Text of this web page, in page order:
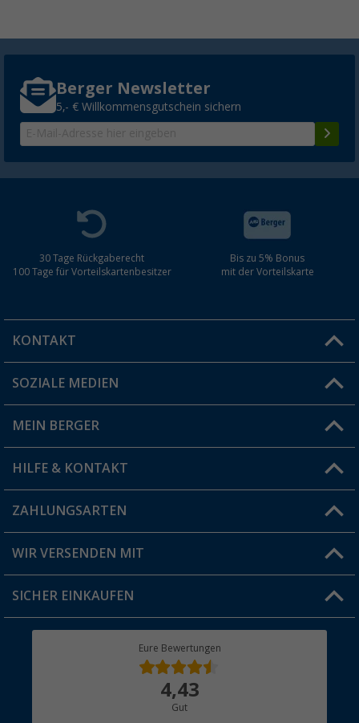
Berger Newsletter
5,- € Willkommensgutschein sichern
30 Tage Rückgaberecht
100 Tage für Vorteilskartenbesitzer
Bis zu 5% Bonus
mit der Vorteilskarte
KONTAKT
Du hast eine Frage?
Filiale finden
SOZIALE MEDIEN
MEIN BERGER
Vorteilskarte
Blog
Jobs & Karriere
HILFE & KONTAKT
FAQ & Kontakt
Versandinformationen
Rücksendung
ZAHLUNGSARTEN
WIR VERSENDEN MIT
SICHER EINKAUFEN
Eure Bewertungen
4,43
Gut